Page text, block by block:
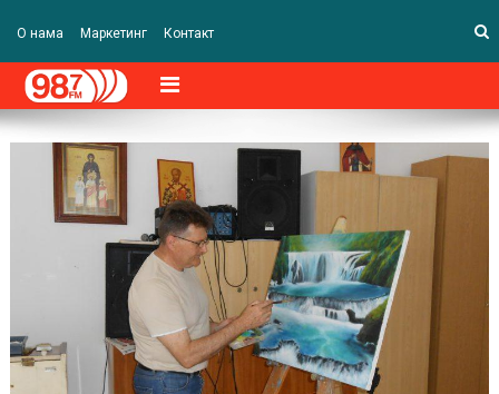
О нама Маркетинг Контакт